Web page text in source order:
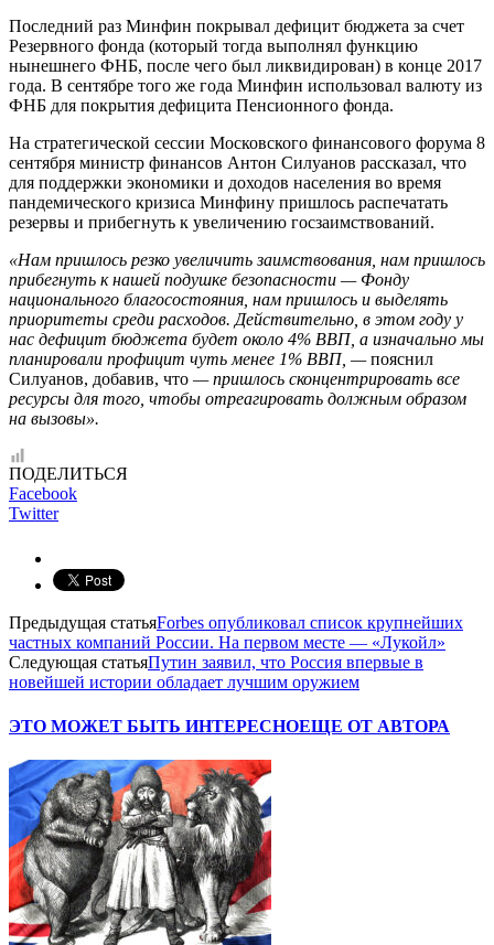
Последний раз Минфин покрывал дефицит бюджета за счет
Резервного фонда (который тогда выполнял функцию
нынешнего ФНБ, после чего был ликвидирован) в конце 2017
года. В сентябре того же года Минфин использовал валюту из
ФНБ для покрытия дефицита Пенсионного фонда.
На стратегической сессии Московского финансового форума 8
сентября министр финансов Антон Силуанов рассказал, что
для поддержки экономики и доходов населения во время
пандемического кризиса Минфину пришлось распечатать
резервы и прибегнуть к увеличению госзаимствований.
«Нам пришлось резко увеличить заимствования, нам пришлось
прибегнуть к нашей подушке безопасности — Фонду
национального благосостояния, нам пришлось и выделять
приоритеты среди расходов. Действительно, в этом году у
нас дефицит бюджета будет около 4% ВВП, а изначально мы
планировали профицит чуть менее 1% ВВП, —пояснил
Силуанов, добавив, что — пришлось сконцентрировать все
ресурсы для того, чтобы отреагировать должным образом
на вызовы».
ПОДЕЛИТЬСЯ
Facebook
Twitter
Предыдущая статьяForbes опубликовал список крупнейших
частных компаний России. На первом месте — «Лукойл»
Следующая статьяПутин заявил, что Россия впервые в
новейшей истории обладает лучшим оружием
ЭТО МОЖЕТ БЫТЬ ИНТЕРЕСНОЕЩЕ ОТ АВТОРА